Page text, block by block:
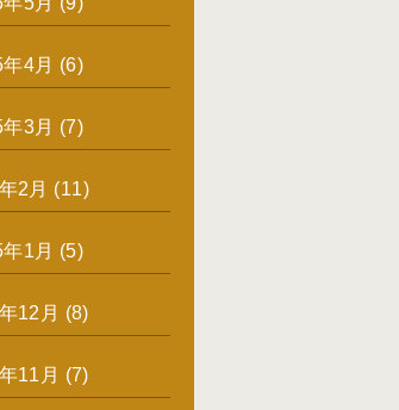
4月 (6)
3月 (7)
2月 (11)
1月 (5)
12月 (8)
11月 (7)